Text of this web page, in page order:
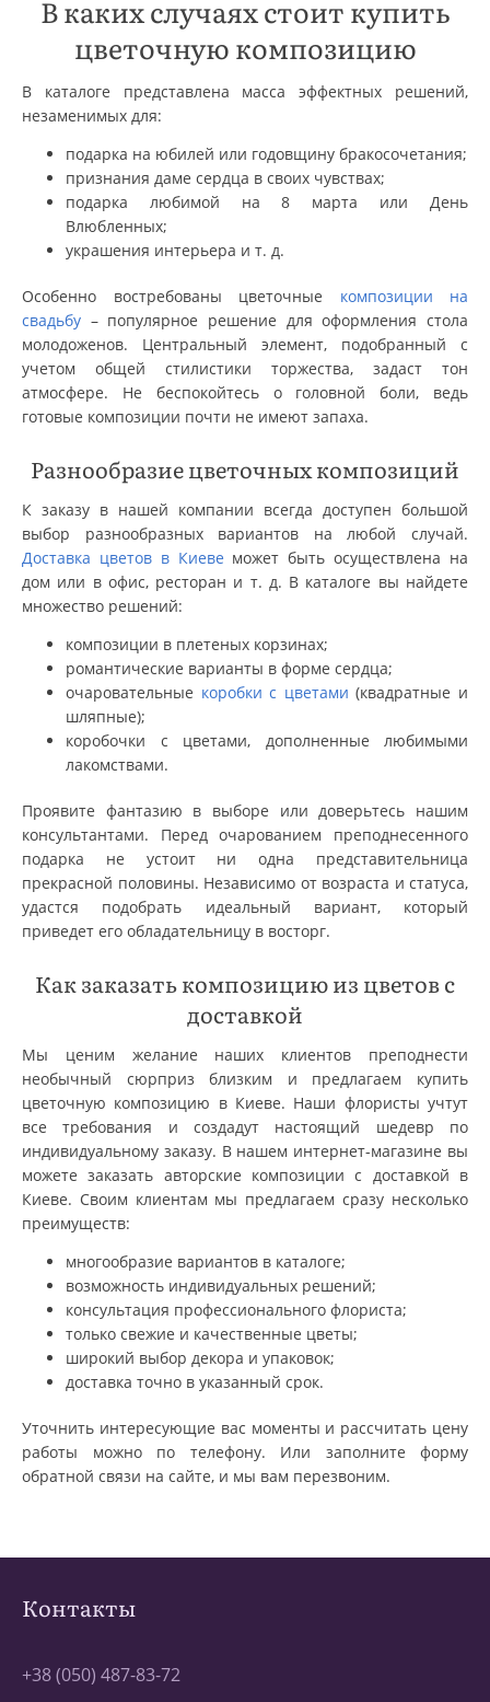
В каких случаях стоит купить
цветочную композицию
В каталоге представлена масса эффектных решений,
незаменимых для:
подарка на юбилей или годовщину бракосочетания;
признания даме сердца в своих чувствах;
подарка любимой на 8 марта или День
Влюбленных;
украшения интерьера и т. д.
Особенно востребованы цветочные композиции на
свадьбу – популярное решение для оформления стола
молодоженов. Центральный элемент, подобранный с
учетом общей стилистики торжества, задаст тон
атмосфере. Не беспокойтесь о головной боли, ведь
готовые композиции почти не имеют запаха.
Разнообразие цветочных композиций
К заказу в нашей компании всегда доступен большой
выбор разнообразных вариантов на любой случай.
Доставка цветов в Киеве может быть осуществлена на
дом или в офис, ресторан и т. д. В каталоге вы найдете
множество решений:
композиции в плетеных корзинах;
романтические варианты в форме сердца;
очаровательные коробки с цветами (квадратные и
шляпные);
коробочки с цветами, дополненные любимыми
лакомствами.
Проявите фантазию в выборе или доверьтесь нашим
консультантами. Перед очарованием преподнесенного
подарка не устоит ни одна представительница
прекрасной половины. Независимо от возраста и статуса,
удастся подобрать идеальный вариант, который
приведет его обладательницу в восторг.
Как заказать композицию из цветов с
доставкой
Мы ценим желание наших клиентов преподнести
необычный сюрприз близким и предлагаем купить
цветочную композицию в Киеве. Наши флористы учтут
все требования и создадут настоящий шедевр по
индивидуальному заказу. В нашем интернет-магазине вы
можете заказать авторские композиции с доставкой в
Киеве. Своим клиентам мы предлагаем сразу несколько
преимуществ:
многообразие вариантов в каталоге;
возможность индивидуальных решений;
консультация профессионального флориста;
только свежие и качественные цветы;
широкий выбор декора и упаковок;
доставка точно в указанный срок.
Уточнить интересующие вас моменты и рассчитать цену
работы можно по телефону. Или заполните форму
обратной связи на сайте, и мы вам перезвоним.
Контакты
+38 (050) 487-83-72